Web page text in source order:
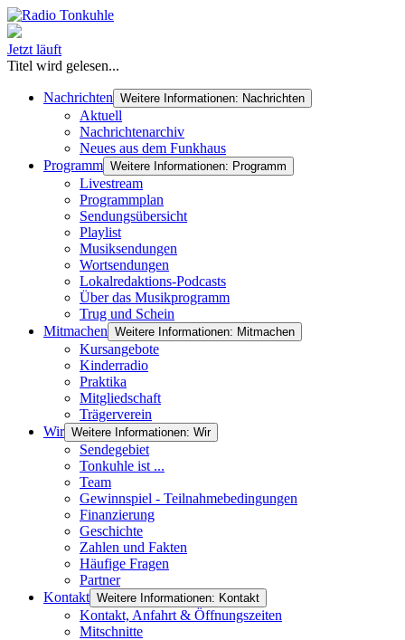
Jetzt läuft
Titel wird gelesen...
Nachrichten Weitere Informationen: Nachrichten
Aktuell
Nachrichtenarchiv
Neues aus dem Funkhaus
Programm Weitere Informationen: Programm
Livestream
Programmplan
Sendungsübersicht
Playlist
Musiksendungen
Wortsendungen
Lokalredaktions-Podcasts
Über das Musikprogramm
Trug und Schein
Mitmachen Weitere Informationen: Mitmachen
Kursangebote
Kinderradio
Praktika
Mitgliedschaft
Trägerverein
Wir Weitere Informationen: Wir
Sendegebiet
Tonkuhle ist ...
Team
Gewinnspiel - Teilnahmebedingungen
Finanzierung
Geschichte
Zahlen und Fakten
Häufige Fragen
Partner
Kontakt Weitere Informationen: Kontakt
Kontakt, Anfahrt & Öffnungszeiten
Mitschnitte